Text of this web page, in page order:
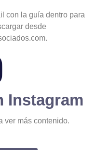
con la guía dentro para
desde
Instagram
ver más contenido.